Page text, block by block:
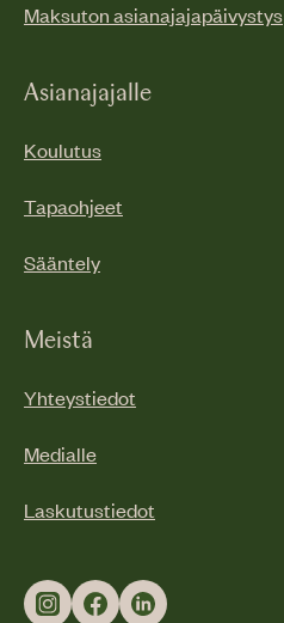
Maksuton asianajajapäivystys
Asianajajalle
Koulutus
Tapaohjeet
Sääntely
Meistä
Yhteystiedot
Medialle
Laskutustiedot